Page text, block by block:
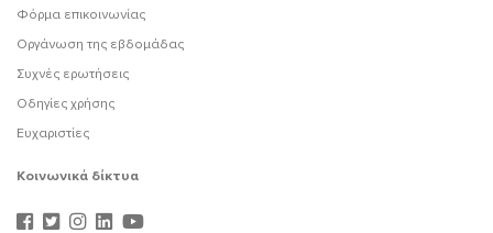
Φόρμα επικοινωνίας
Οργάνωση της εβδομάδας
Συχνές ερωτήσεις
Οδηγίες χρήσης
Ευχαριστίες
Κοινωνικά δίκτυα